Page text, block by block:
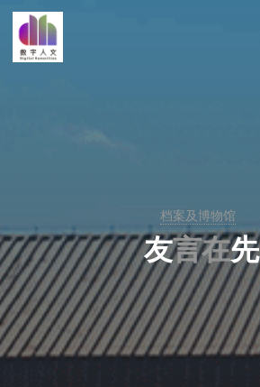
档案及博物馆
友言在
在先